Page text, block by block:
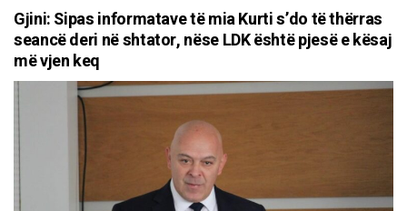
Gjini: Sipas informatave të mia Kurti s’do të thërras
seancë deri në shtator, nëse LDK është pjesë e kësaj
më vjen keq